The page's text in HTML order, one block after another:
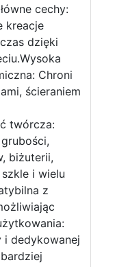
cechy:
kreacje
dzięki
Chroni
ścieraniem
twórcza:
biżuterii,
i wielu
z
i dedykowanej